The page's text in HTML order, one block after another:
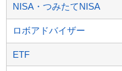
NISA・つみたてNISA
ロボアドバイザー
ETF